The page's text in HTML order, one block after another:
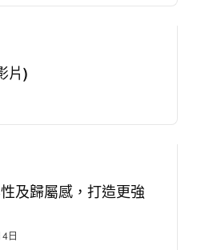
片)
及歸屬感，打造更強
日